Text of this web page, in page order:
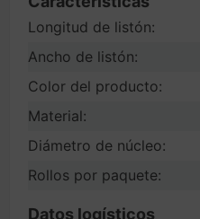
Longitud de listón:
Ancho de listón:
Color del producto:
Material:
Diámetro de núcleo:
Rollos por paquete:
Datos logísticos